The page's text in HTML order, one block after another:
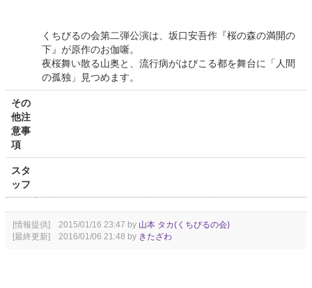
くちびるの会第二弾公演は、坂口安吾作『桜の森の満開の
下』が原作のお伽噺。
夜桜舞い散る山奥と、流行病がはびこる都を舞台に「人間
の孤独」見つめます。
その
他注
意事
項
スタ
ッフ
[情報提供] 2015/01/16 23:47 by 山本 タカ(くちびるの会)
[最終更新] 2016/01/06 21:48 by きたざわ